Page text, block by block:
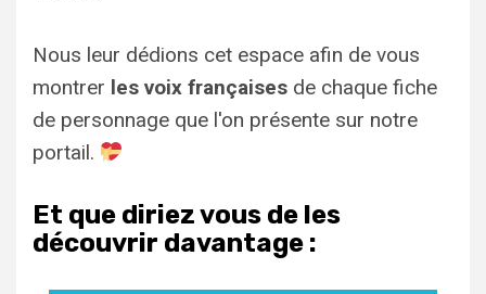
Nous leur dédions cet espace afin de vous
montrer les voix françaises de chaque fiche
de personnage que l'on présente sur notre
portail.
Et que diriez vous de les
découvrir davantage :